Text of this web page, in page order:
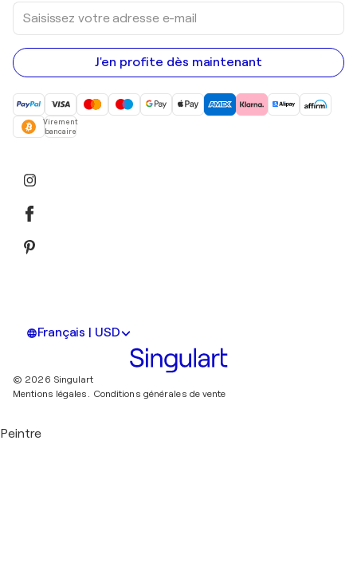
Saisissez
votre
adresse
e-
mail
J'en profite dès maintenant
Virement
bancaire
Français | USD
© 2026 Singulart
Mentions légales. Conditions générales de vente
Peintre